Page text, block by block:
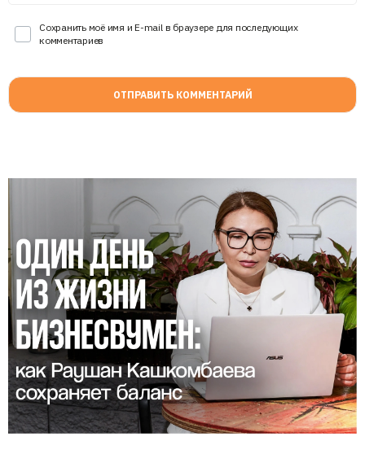
Сохранить моё имя и E-mail в браузере для последующих
комментариев